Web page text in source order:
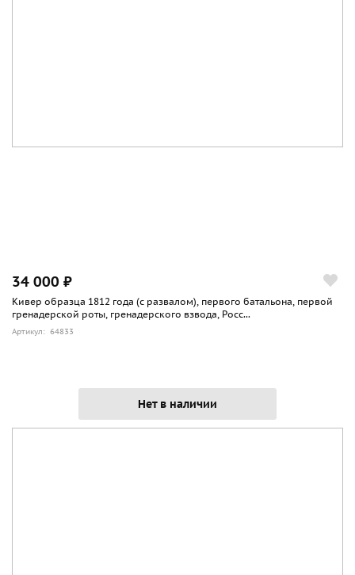
34 000 ₽
Кивер образца 1812 года (с развалом), первого батальона, первой
гренадерской роты, гренадерского взвода, Росс...
Артикул: 64833
Нет в наличии